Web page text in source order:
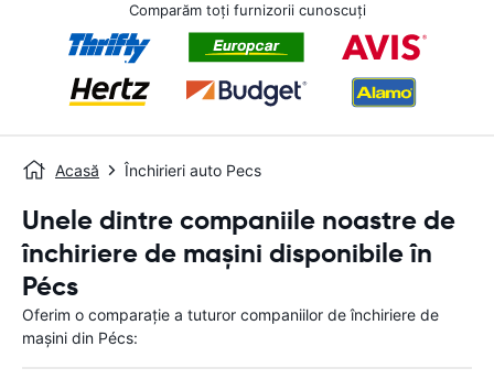
Comparăm toți furnizorii cunoscuți
Acasă Închirieri auto Pecs
Unele dintre companiile noastre de
închiriere de mașini disponibile în
Pécs
Oferim o comparație a tuturor companiilor de închiriere de
mașini din Pécs: